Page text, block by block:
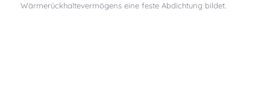
Wärmerückhaltevermögens eine feste Abdichtung bildet.